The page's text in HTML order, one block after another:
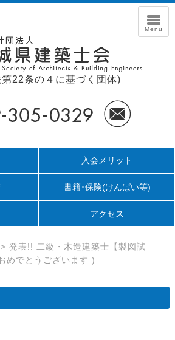
22条の４に基づく団体)
入会メリット
書籍･保険(けんばい等)
アクセス
> 発表!! 二級・木造建築士【製図試
めでとうございます )